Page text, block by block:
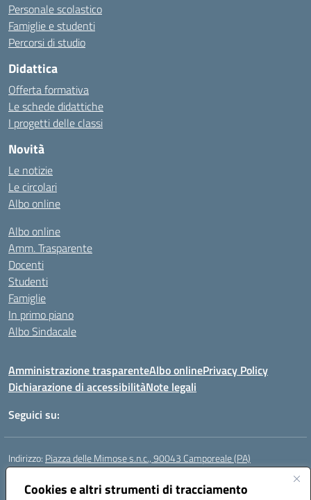
Cookies e altri strumenti di tracciamento
Personale scolastico
Famiglie e studenti
Percorsi di studio
Didattica
Offerta formativa
Le schede didattiche
I progetti delle classi
Novità
Le notizie
Le circolari
Albo online
Albo online
Amm. Trasparente
Docenti
Studenti
Famiglie
In primo piano
Albo Sindacale
Amministrazione trasparenteAlbo onlinePrivacy Policy
Dichiarazione di accessibilitàNote legali
Seguici su:
Indirizzo: Piazza delle Mimose s.n.c., 90043 Camporeale (PA)
Centralino:
Email:paic840008@istruzione.it